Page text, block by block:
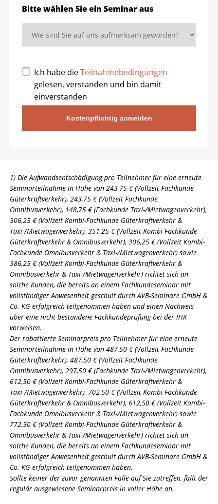
Bitte wählen Sie ein Seminar aus
Ich habe dieTeilnahmebedingungen
gelesen, verstanden und bin damit
einverstanden
Kostenpflichtig anmelden
1) Die Aufwandsentschädigung pro Teilnehmer für eine erneute
Seminarteilnahme in Höhe von 243,75 € (Vollzeit Fachkunde
Güterkraftverkehr), 243,75 € (Vollzeit Fachkunde
Omnibusverkehr), 148,75 € (Fachkunde Taxi-/Mietwagenverkehr),
306,25 € (Vollzeit Kombi-Fachkunde Güterkraftverkehr &
Taxi-/Mietwagenverkehr), 351,25 € (Vollzeit Kombi-Fachkunde
Güterkraftverkehr & Omnibusverkehr), 306,25 € (Vollzeit Kombi-
Fachkunde Omnibusverkehr & Taxi-/Mietwagenverkehr) sowie
386,25 € (Vollzeit Kombi-Fachkunde Güterkraftverkehr &
Omnibusverkehr & Taxi-/Mietwagenverkehr) richtet sich an
solche Kunden, die bereits an einem Fachkundeseminar mit
vollständiger Anwesenheit geschult durch AVB-Seminare GmbH &
Co. KG erfolgreich teilgenommen haben und einen Nachweis
über eine nicht bestandene Fachkundeprüfung bei der IHK
vorweisen.
Der rabattierte Seminarpreis pro Teilnehmer für eine erneute
Seminarteilnahme in Höhe von 487,50 € (Vollzeit Fachkunde
Güterkraftverkehr), 487,50 € (Vollzeit Fachkunde
Omnibusverkehr), 297,50 € (Fachkunde Taxi-/Mietwagenverkehr),
612,50 € (Vollzeit Kombi-Fachkunde Güterkraftverkehr &
Taxi-/Mietwagenverkehr), 702,50 € (Vollzeit Kombi-Fachkunde
Güterkraftverkehr & Omnibusverkehr), 612,50 € (Vollzeit Kombi-
Fachkunde Omnibusverkehr & Taxi-/Mietwagenverkehr) sowie
772,50 € (Vollzeit Kombi-Fachkunde Güterkraftverkehr &
Omnibusverkehr & Taxi-/Mietwagenverkehr) richtet sich an
solche Kunden, die bereits an einem Fachkundeseminar mit
vollständiger Anwesenheit geschult durch AVB-Seminare GmbH &
Co. KG erfolgreich teilgenommen haben.
Sollte keiner der zuvor genannten Fälle auf Sie zutreffen, fällt der
regulär ausgewiesene Seminarpreis in voller Höhe an.